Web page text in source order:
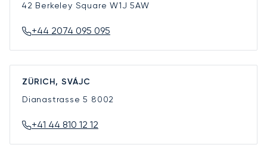
42 Berkeley SquareW1J 5AW
+44 2074 095 095
ZÜRICH, SVÁJC
Dianastrasse 5 8002
+41 44 810 12 12